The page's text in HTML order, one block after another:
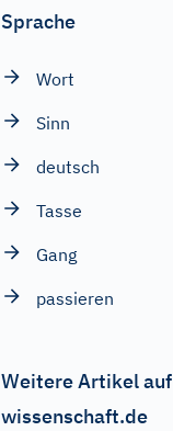
Sprache
Wort
Sinn
deutsch
Tasse
Gang
passieren
Weitere Artikel auf
wissenschaft.de